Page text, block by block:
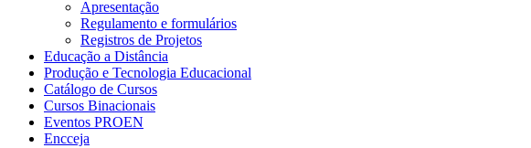
Apresentação
Regulamento e formulários
Registros de Projetos
Educação a Distância
Produção e Tecnologia Educacional
Catálogo de Cursos
Cursos Binacionais
Eventos PROEN
Encceja